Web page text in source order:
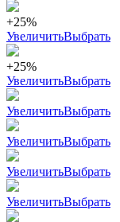
+25%
УвеличитьВыбрать
+25%
УвеличитьВыбрать
УвеличитьВыбрать
УвеличитьВыбрать
УвеличитьВыбрать
УвеличитьВыбрать